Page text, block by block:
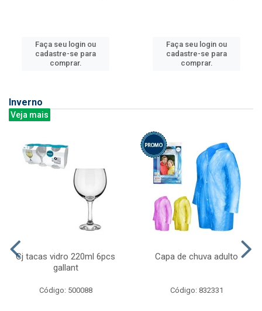
Faça seu login ou
cadastre-se para
comprar.
Faça seu login ou
cadastre-se para
comprar.
Inverno
Veja mais
Cj tacas vidro 220ml 6pcs
gallant
Código: 500088
Capa de chuva adulto
Código: 832331